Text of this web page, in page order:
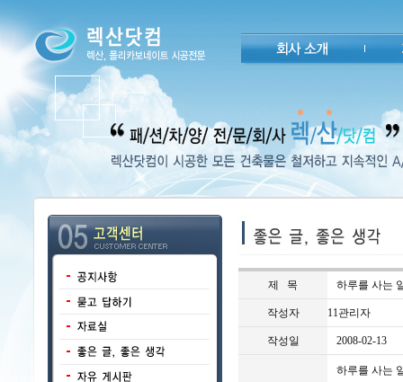
제 목 하루를 사는
작성자 11관리자
작성일 2008-02-13
하루를 사는